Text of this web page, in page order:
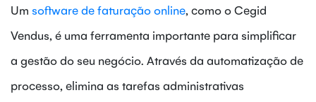
Um software de faturação online, como o Cegid
Vendus, é uma ferramenta importante para simplificar
a gestão do seu negócio. Através da automatização de
processo, elimina as tarefas administrativas